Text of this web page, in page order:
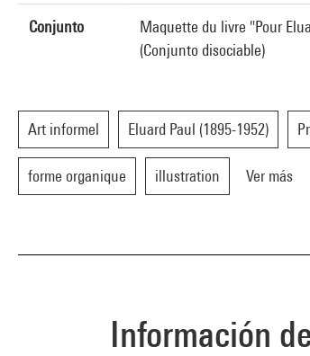
Conjunto
Maquette du livre "Pour
(Conjunto disociable)
Art informel Eluard Paul (1895-1952)
forme organique illustration Ver más
Información